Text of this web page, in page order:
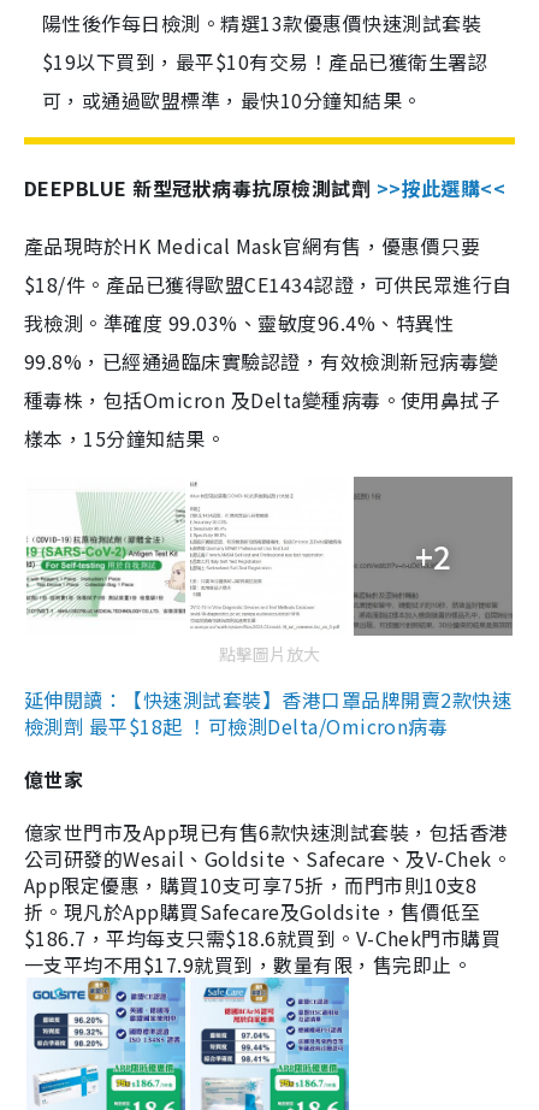
陽性後作每日檢測。精選13款優惠價快速測試套裝
$19以下買到，最平$10有交易！產品已獲衛生署認
可，或通過歐盟標準，最快10分鐘知結果。
DEEPBLUE 新型冠狀病毒抗原檢測試劑 >>按此選購<<
產品現時於HK Medical Mask官網有售，優惠價只要
$18/件。產品已獲得歐盟CE1434認證，可供民眾進行自
我檢測。準確度 99.03%、靈敏度96.4%、特異性
99.8%，已經通過臨床實驗認證，有效檢測新冠病毒變
種毒株，包括Omicron 及Delta變種病毒。使用鼻拭子
樣本，15分鐘知結果。
+2
點擊圖片放大
延伸閱讀：【快速測試套裝】香港口罩品牌開賣2款快速
檢測劑 最平$18起 ！可檢測Delta/Omicron病毒
億世家
億家世門市及App現已有售6款快速測試套裝，包括香港
公司研發的Wesail、Goldsite、Safecare、及V-Chek。
App限定優惠，購買10支可享75折，而門市則10支8
折。現凡於App購買Safecare及Goldsite，售價低至
$186.7，平均每支只需$18.6就買到。V-Chek門市購買
一支平均不用$17.9就買到，數量有限，售完即止。